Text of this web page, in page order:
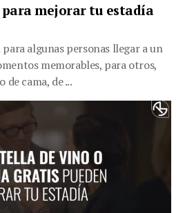
para mejorar tu estadía
algunas personas llegar a un
memorables, para otros,
de cama, de ...